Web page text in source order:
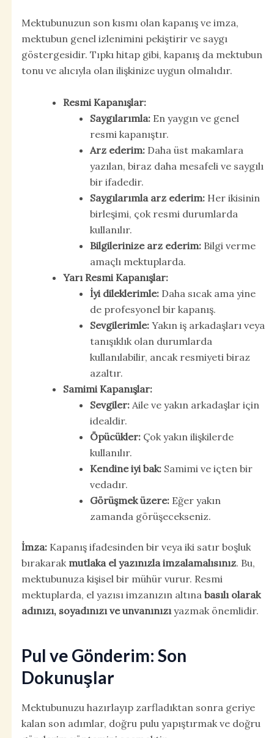
Mektubunuzun son kısmı olan kapanış ve imza,
mektubun genel izlenimini pekiştirir ve saygı
göstergesidir. Tıpkı hitap gibi, kapanış da mektubun
tonu ve alıcıyla olan ilişkinize uygun olmalıdır.
Resmi Kapanışlar:
Saygılarımla:En yaygın ve genel
resmi kapanıştır.
Arz ederim:Daha üst makamlara
yazılan, biraz daha mesafeli ve saygılı
bir ifadedir.
Saygılarımla arz ederim:Her ikisinin
birleşimi, çok resmi durumlarda
kullanılır.
Bilgilerinize arz ederim:Bilgi verme
amaçlı mektuplarda.
Yarı Resmi Kapanışlar:
İyi dileklerimle:Daha sıcak ama yine
de profesyonel bir kapanış.
Sevgilerimle:Yakın iş arkadaşları veya
tanışıklık olan durumlarda
kullanılabilir, ancak resmiyeti biraz
azaltır.
Samimi Kapanışlar:
Sevgiler:Aile ve yakın arkadaşlar için
idealdir.
Öpücükler:Çok yakın ilişkilerde
kullanılır.
Kendine iyi bak:Samimi ve içten bir
vedadır.
Görüşmek üzere:Eğer yakın
zamanda görüşecekseniz.
İmza:Kapanış ifadesinden bir veya iki satır boşluk
bırakarak mutlaka el yazınızla imzalamalısınız. Bu,
mektubunuza kişisel bir mühür vurur. Resmi
mektuplarda, el yazısı imzanızın altına basılı olarak
adınızı, soyadınızı ve unvanınızıyazmak önemlidir.
Pul ve Gönderim: Son
Dokunuşlar
Mektubunuzu hazırlayıp zarfladıktan sonra geriye
kalan son adımlar, doğru pulu yapıştırmak ve doğru